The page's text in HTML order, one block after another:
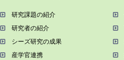
研究課題の紹介
研究者の紹介
シーズ研究の成果
産学官連携